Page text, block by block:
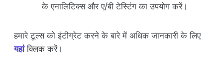
के एनालिटिक्स और ए/बी टेस्टिंग का उपयोग करें।
हमारे टूल्स को इंटीग्रेट करने के बारे में अधिक जानकारी के लिए
यहांक्लिक करें।